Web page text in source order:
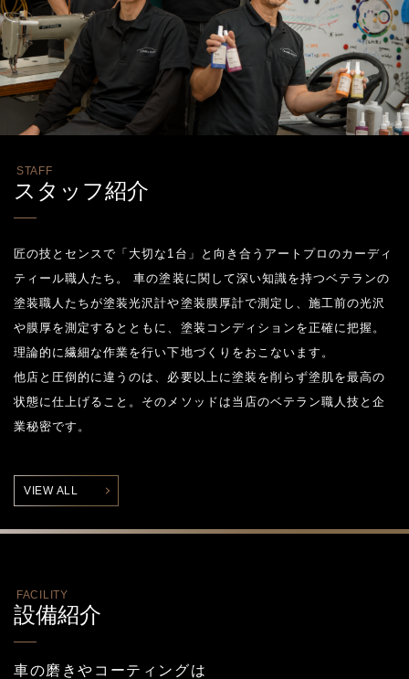
STAFF
スタッフ紹介
匠の技とセンスで「大切な1台」と向き合うアートプロのカーディ
ティール職人たち。 車の塗装に関して深い知識を持つベテランの
塗装職人たちが塗装光沢計や塗装膜厚計で測定し、施工前の光沢
や膜厚を測定するとともに、塗装コンディションを正確に把握。
理論的に繊細な作業を行い下地づくりをおこないます。
他店と圧倒的に違うのは、必要以上に塗装を削らず塗肌を最高の
状態に仕上げること。そのメソッドは当店のベテラン職人技と企
業秘密です。
VIEW ALL
FACILITY
設備紹介
車の磨きやコーティングは